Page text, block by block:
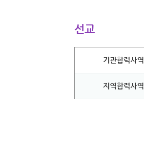
선교
기관합력사역
지역합력사역